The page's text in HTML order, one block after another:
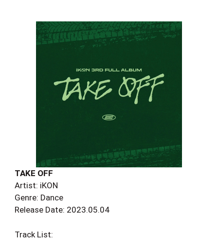
TAKE OFF
Artist: iKON
Genre: Dance
Release Date: 2023.05.04
Track List: